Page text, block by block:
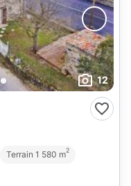
12
Terrain 1 580 m2